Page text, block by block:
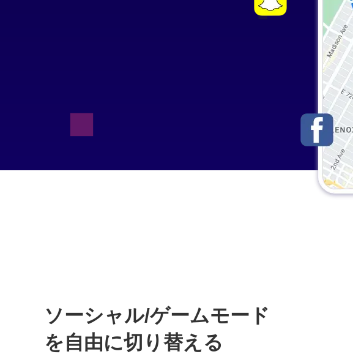
ソーシャル/ゲームモード
を自由に切り替える